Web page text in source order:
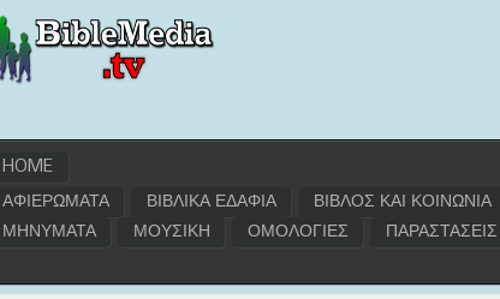
HOME
ΑΦΙΕΡΩΜΑΤΑ
ΒΙΒΛΙΚΑ ΕΔΑΦΙΑ ΒΙΒΛΟΣ ΚΑΙ ΚΟΙΝΩΝΙΑ
ΜΗΝΥΜΑΤΑ
ΜΟΥΣΙΚΗ ΟΜΟΛΟΓΙΕΣ ΠΑΡΑΣΤΑΣΕΙΣ